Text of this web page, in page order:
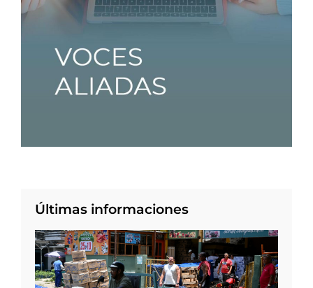
Últimas informaciones